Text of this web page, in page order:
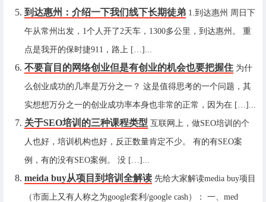
到达惠州：介绍一下我们线下长期徒弟 1.到达惠州 周日下
午从常州出发，1个人开了2天车，1300多公里，到达惠州。 重
点是我开的保时捷911，路上 […]...
不要盲目的网络创业但是有创业的机会也要把握住 为什
么创业成功的几率是万分之一？ 这是值得思考的一个问题，其
实想想万分之一的创业成功率本身也非常的正常，因为在 […]...
关于SEO培训的三种课程类型 互联网上，做SEO培训的个
人也好，培训机构也好，反正数量肯定不少。 有的有SEO案
例，有的没有SEO案例。 没 […]...
meida buy从项目到培训全解读 先给大家解读media buy项目
（市面上又有人称之为google套利/google cash）： 一、med